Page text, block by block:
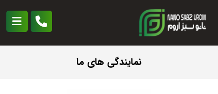
نمایندگی های ما